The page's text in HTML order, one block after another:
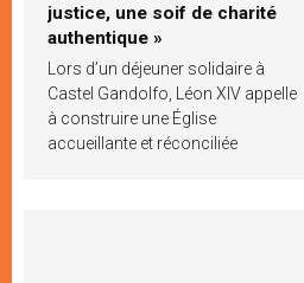
justice, une soif de charité
authentique »
Lors d’un déjeuner solidaire à
Castel Gandolfo, Léon XIV appelle
à construire une Église
accueillante et réconciliée